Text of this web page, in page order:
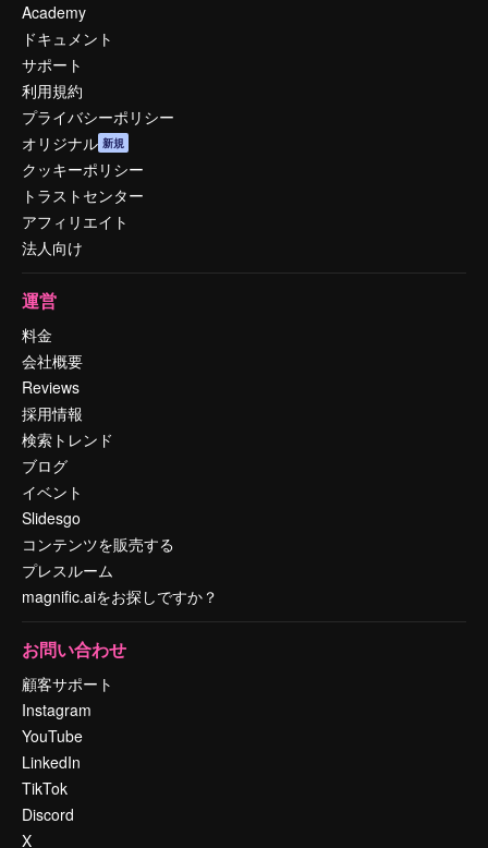
Academy
ドキュメント
サポート
利用規約
プライバシーポリシー
オリジナル 新規
クッキーポリシー
トラストセンター
アフィリエイト
法人向け
運営
料金
会社概要
Reviews
採用情報
検索トレンド
ブログ
イベント
Slidesgo
コンテンツを販売する
プレスルーム
magnific.aiをお探しですか？
お問い合わせ
顧客サポート
Instagram
YouTube
LinkedIn
TikTok
Discord
X